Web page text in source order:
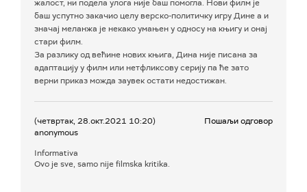
жалост, ни подела улога није баш помогла. Нови филм је
баш успутно закачио целу верско-политичку игру Дине а и
значај меланжа је некако умањен у односу на књигу и онај
стари филм.
За разлику од већине нових књига, Дина није писана за
адаптацију у филм или нетфликсову серију па ће зато
верни приказ можда заувек остати недостижан.
(четвртак, 28.окт.2021 10:20)
anonymous
Пошаљи одговор
Informativa
Ovo je sve, samo nije filmska kritika.